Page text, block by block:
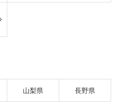
山梨県 長野県